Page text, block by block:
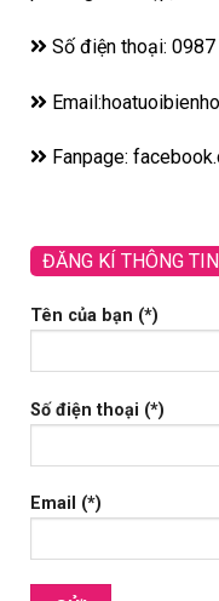
Số điện thoại:
Fanpage:
ĐĂNG KÍ THÔNG TIN
Tên của bạn (*)
Số điện thoại (*)
Email (*)